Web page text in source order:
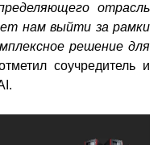
отрасль
нам выйти за рамки
решение для
соучредитель и